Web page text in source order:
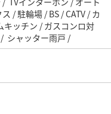
/ 駐輪場 / BS / CATV / カ
ッチン / ガスコンロ対
シャッター雨戸 /